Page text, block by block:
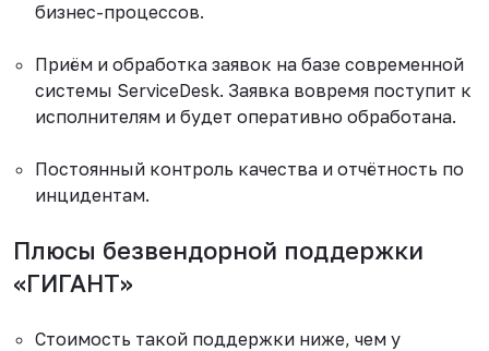
бизнес-процессов.
Приём и обработка заявок на базе современной
системы ServiceDesk. Заявка вовремя поступит к
исполнителям и будет оперативно обработана.
Постоянный контроль качества и отчётность по
инцидентам.
Плюсы безвендорной поддержки
«ГИГАНТ»
Стоимость такой поддержки ниже, чем у